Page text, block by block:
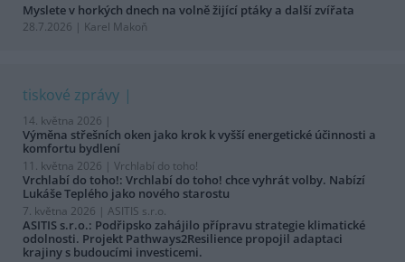
Myslete v horkých dnech na volně žijící ptáky a další zvířata
28.7.2026 | Karel Makoň
tiskové zprávy
14. května 2026 |
Výměna střešních oken jako krok k vyšší energetické účinnosti a
komfortu bydlení
11. května 2026 | Vrchlabí do toho!
Vrchlabí do toho!: Vrchlabí do toho! chce vyhrát volby. Nabízí
Lukáše Teplého jako nového starostu
7. května 2026 | ASITIS s.r.o.
ASITIS s.r.o.: Podřipsko zahájilo přípravu strategie klimatické
odolnosti. Projekt Pathways2Resilience propojil adaptaci
krajiny s budoucími investicemi.